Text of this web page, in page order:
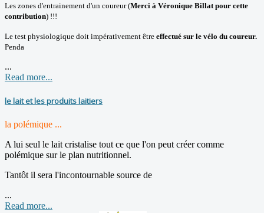
Les zones d'entrainement d'un coureur (Merci à Véronique Billat pour cette
contribution) !!!
Le test physiologique doit impérativement être effectué sur le vélo du coureur.
Penda
...
Read more...
le lait et les produits laitiers
la polémique ...
A lui seul le lait cristalise tout ce que l'on peut créer comme
polémique sur le plan nutritionnel.
Tantôt il sera l'incontournable source de
...
Read more...